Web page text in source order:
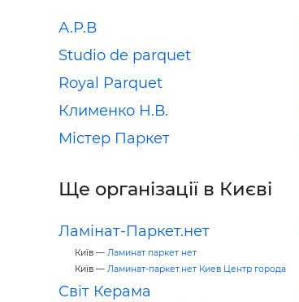
А.Р.В
Studio de parquet
Royal Parquet
Клименко Н.В.
Містер Паркет
Ще організації в Києві
Ламінат-Паркет.нет
Київ — Ламинат паркет нет
Київ — Ламинат-паркет.нет Киев Центр города
Світ Керама